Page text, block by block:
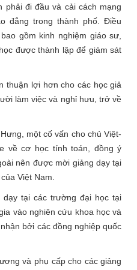
phải đi đầu và cải cách mạng
đẳng trong thành phố. Điều
gồm kinh nghiệm giáo sư,
được thành lập để giám sát
thuận lợi hơn cho các học giả
làm việc và nghỉ hưu, trở về
một cố vấn cho chủ Việt-
về cơ học tính toán, đồng ý
nên được mời giảng dạy tại
Việt Nam.
tại các trường đại học tại
vào nghiên cứu khoa học và
bởi các đồng nghiệp quốc
và phụ cấp cho các giảng